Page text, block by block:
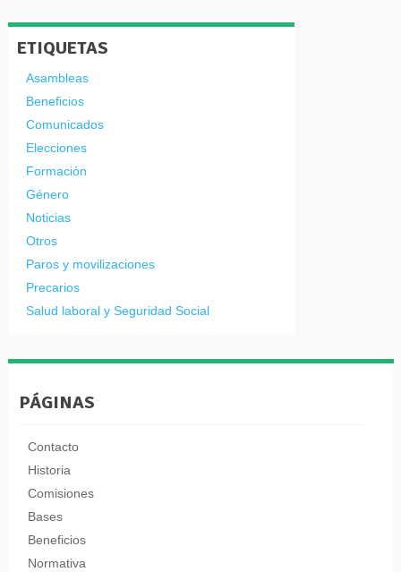
ETIQUETAS
Asambleas
Beneficios
Comunicados
Elecciones
Formación
Género
Noticias
Otros
Paros y movilizaciones
Precarios
Salud laboral y Seguridad Social
PÁGINAS
Contacto
Historia
Comisiones
Bases
Beneficios
Normativa